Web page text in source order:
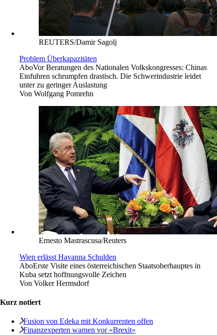
REUTERS/Damir Sagolj
Problem Überkapazitäten
AboVor Beratungen des Nationalen Volkskongresses: Chinas
Einfuhren schrumpfen drastisch. Die Schwerindustrie leidet
unter zu geringer Auslastung
Von Wolfgang Pomrehn
Ernesto Mastrascusa/Reuters
Wien erlässt Havanna Schulden
AboErste Visite eines österreichischen Staatsoberhauptes in
Kuba setzt hoffnungsvolle Zeichen
Von Volker Hermsdorf
Kurz notiert
Fusion von Edeka mit Konkurrenten offen
Finanzexperten warnen vor »Brexit«